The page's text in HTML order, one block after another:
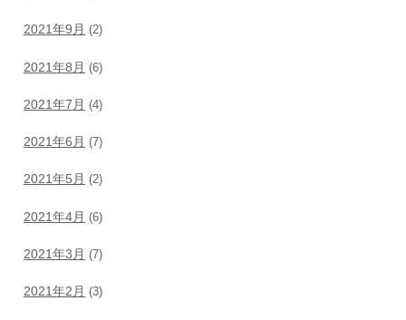
2021年9月 (2)
2021年8月 (6)
2021年7月 (4)
2021年6月 (7)
2021年5月 (2)
2021年4月 (6)
2021年3月 (7)
2021年2月 (3)